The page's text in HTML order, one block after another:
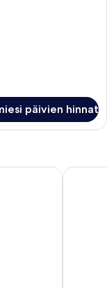
päivien hinnat
Ibis